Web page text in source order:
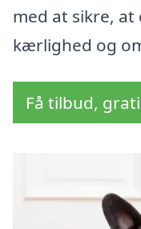
med at sikre,
kærlighed og
Få tilbud,